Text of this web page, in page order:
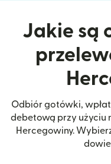
Jakie są
Odbiór gotówki,
debetową przy użyciu
Hercegowiny.